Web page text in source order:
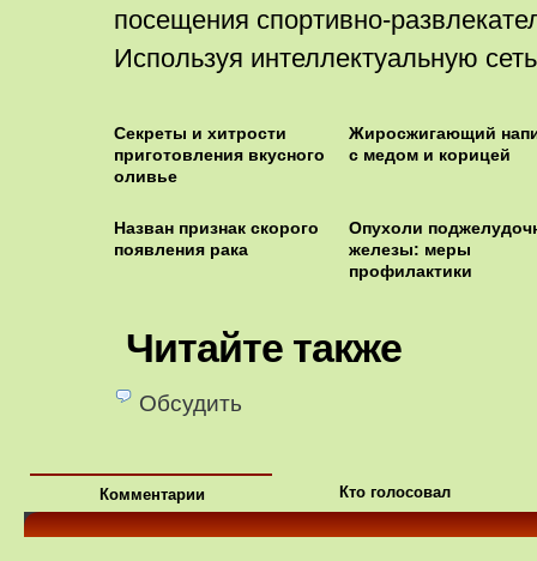
посещения спортивно-
Используя интеллектуальную
Секреты и хитрости
приготовления вкусного
оливье
Жиросжигающий
с медом и корицей
Назван признак скорого
появления рака
Опухоли
железы: меры
профилактики
Читайте также
Обсудить
Комментарии Кто голосовал